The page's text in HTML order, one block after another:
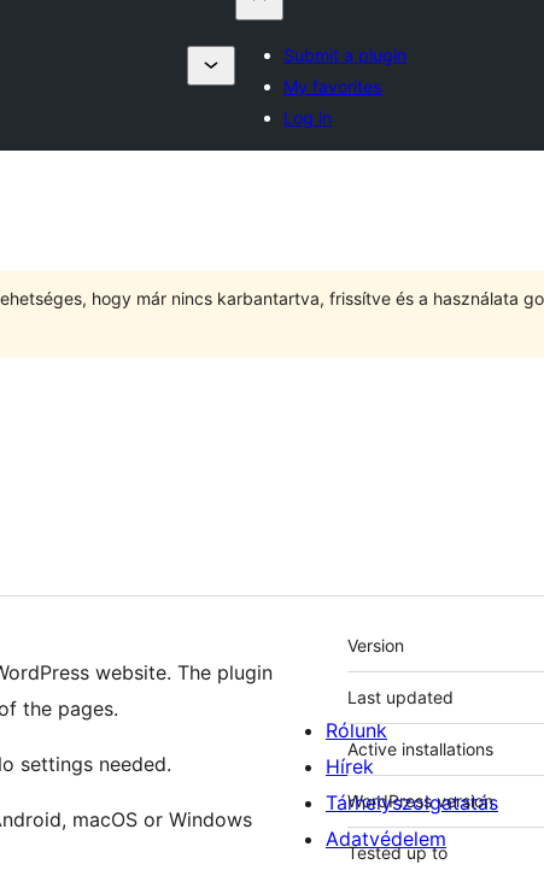
Submit a plugin
My favorites
Log in
hogy már nincs karbantartva, frissítve és a használata
website. The plugin
the pages.
settings needed.
macOS or Windows
Meta
Version
Last updated
Active installations
WordPress version
Tested up to
Rólunk
Hírek
Tárhelyszolgatatás
Adatvédelem